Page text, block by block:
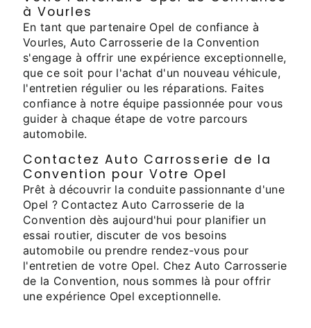
à Vourles
En tant que partenaire Opel de confiance à
Vourles, Auto Carrosserie de la Convention
s'engage à offrir une expérience exceptionnelle,
que ce soit pour l'achat d'un nouveau véhicule,
l'entretien régulier ou les réparations. Faites
confiance à notre équipe passionnée pour vous
guider à chaque étape de votre parcours
automobile.
Contactez Auto Carrosserie de la
Convention pour Votre Opel
Prêt à découvrir la conduite passionnante d'une
Opel ? Contactez Auto Carrosserie de la
Convention dès aujourd'hui pour planifier un
essai routier, discuter de vos besoins
automobile ou prendre rendez-vous pour
l'entretien de votre Opel. Chez Auto Carrosserie
de la Convention, nous sommes là pour offrir
une expérience Opel exceptionnelle.